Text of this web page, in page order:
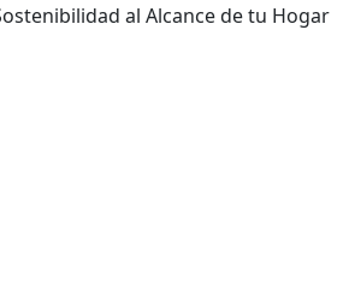
al Alcance de tu Hogar